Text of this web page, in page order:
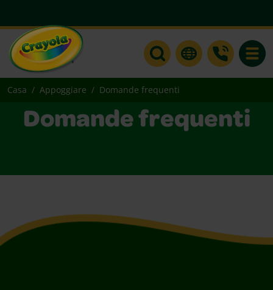
Casa Appoggiare Domande frequenti
Domande frequenti